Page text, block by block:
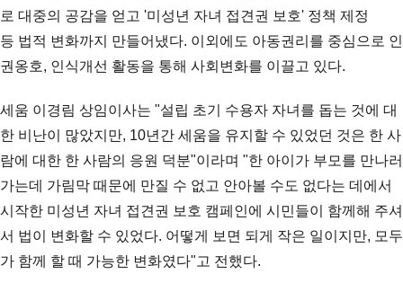
로 대중의 공감을 얻고 '미성년 자녀 접견권 보호' 정책 제정
등 법적 변화까지 만들어냈다. 이외에도 아동권리를 중심으로 인
권옹호, 인식개선 활동을 통해 사회변화를 이끌고 있다.
세움 이경림 상임이사는 "설립 초기 수용자 자녀를 돕는 것에 대
한 비난이 많았지만, 10년간 세움을 유지할 수 있었던 것은 한 사
람에 대한 한 사람의 응원 덕분"이라며 "한 아이가 부모를 만나러
가는데 가림막 때문에 만질 수 없고 안아볼 수도 없다는 데에서
시작한 미성년 자녀 접견권 보호 캠페인에 시민들이 함께해 주셔
서 법이 변화할 수 있었다. 어떻게 보면 되게 작은 일이지만, 모두
가 함께 할 때 가능한 변화였다"고 전했다.